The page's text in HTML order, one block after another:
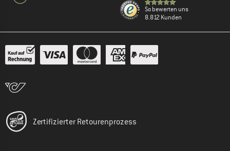
So bewerten uns
8.812 Kunden
Zertifizierter Retourenprozess